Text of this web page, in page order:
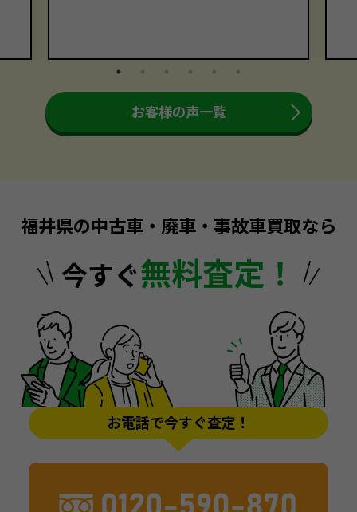
お客様の声一覧
福井県の中古車・廃車・事故車買取なら
今すぐ無料査定！
お電話で今すぐ査定！